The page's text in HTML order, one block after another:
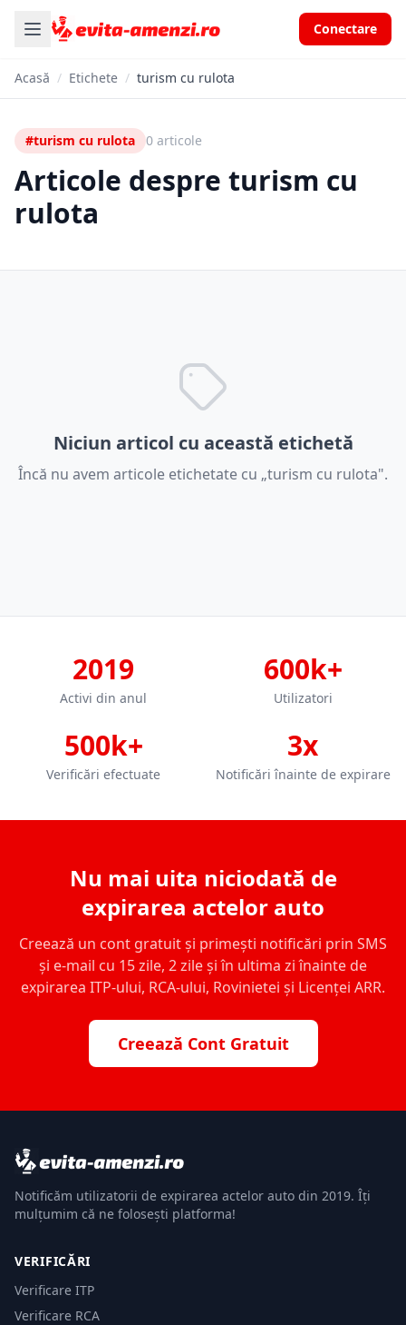
Conectare
Acasă / Etichete / turism cu rulota
#turism cu rulota 0 articole
Articole despre turism cu
rulota
Niciun articol cu această etichetă
Încă nu avem articole etichetate cu „turism cu rulota".
2019
Activi din anul
600k+
Utilizatori
500k+
Verificări efectuate
3x
Notificări înainte de expirare
Nu mai uita niciodată de
expirarea actelor auto
Creează un cont gratuit și primești notificări prin SMS
și e-mail cu 15 zile, 2 zile și în ultima zi înainte de
expirarea ITP-ului, RCA-ului, Rovinietei și Licenței ARR.
Creează Cont Gratuit
Notificăm utilizatorii de expirarea actelor auto din 2019. Îți
mulțumim că ne folosești platforma!
VERIFICĂRI
Verificare ITP
Verificare RCA